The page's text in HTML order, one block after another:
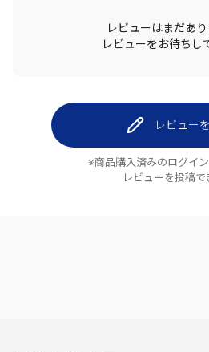
レビューはまだあり
レビューをお待ちし
レビュー
※商品購入済みのログイ
レビューを投稿で